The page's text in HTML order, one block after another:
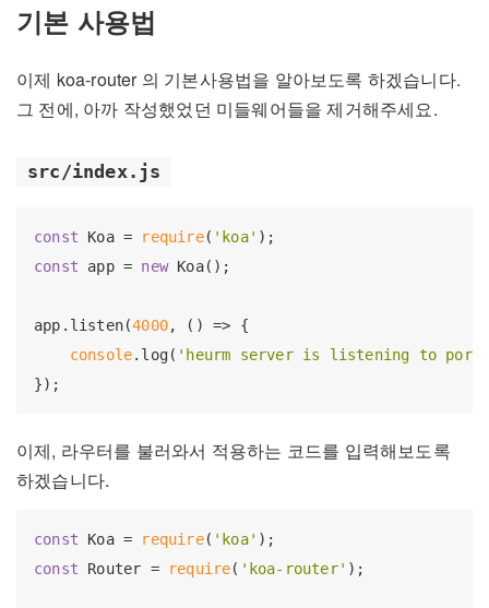
기본 사용법
이제 koa-router 의 기본사용법을 알아보도록 하겠습니다.
그 전에, 아까 작성했었던 미들웨어들을 제거해주세요.
src/index.js
const Koa = require( 'koa'
const app = new Koa();
app.listen(4000, () => {
console.log( 'heurm server is listening to port
이제, 라우터를 불러와서 적용하는 코드를 입력해보도록
하겠습니다.
const Koa = require( 'koa'
const Router = require( 'koa-router' );